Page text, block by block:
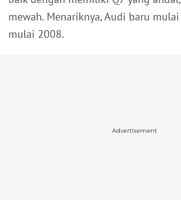
mewah. Menariknya, Audi baru
mulai 2008.
Advertisement